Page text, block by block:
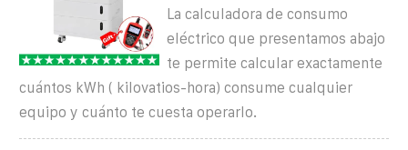
La calculadora de consumo
eléctrico que presentamos abajo
te permite calcular exactamente
cuántos kWh ( kilovatios-hora) consume cualquier
equipo y cuánto te cuesta operarlo.